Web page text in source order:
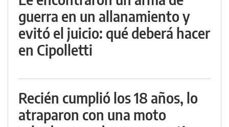
guerra en un allanamiento y
evitó el juicio: qué deberá hacer
en Cipolletti
Recién cumplió los 18 años, lo
atraparon con una moto